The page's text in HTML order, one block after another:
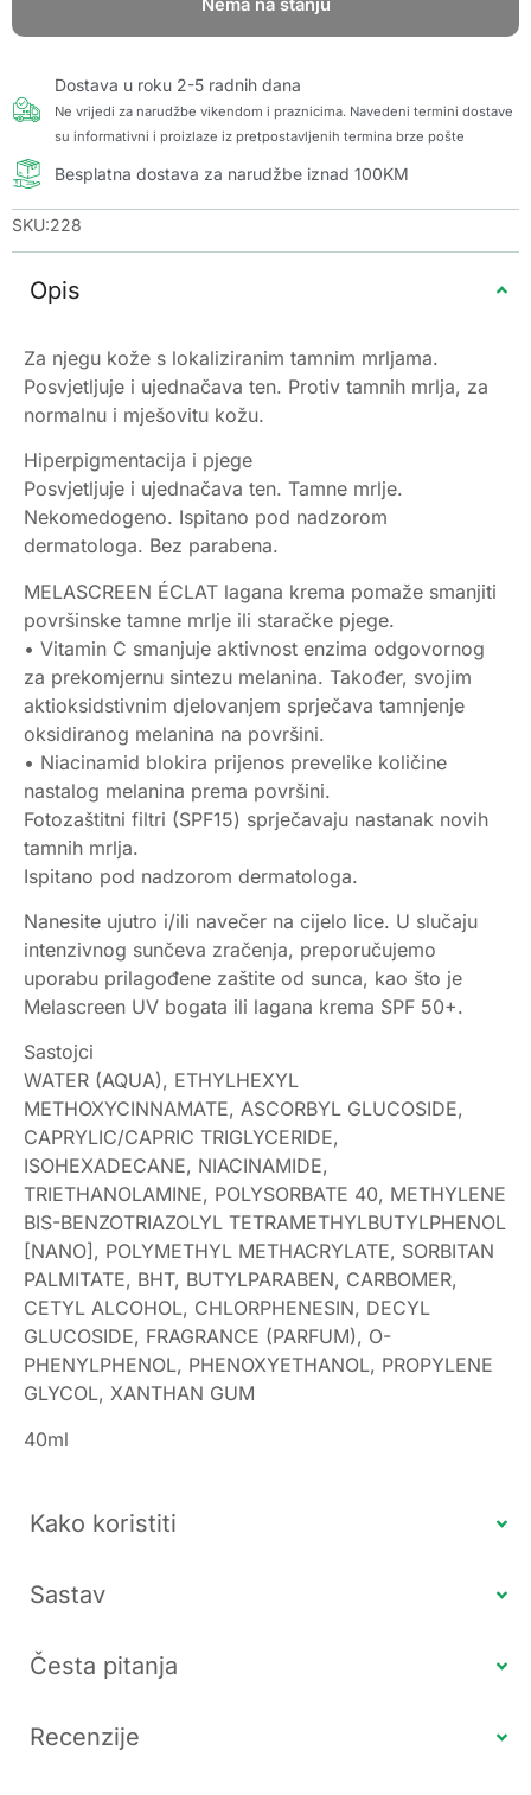
Nema na stanju
Dostava u roku 2-5 radnih dana
Ne vrijedi za narudžbe vikendom i praznicima. Navedeni termini dostave
su informativni i proizlaze iz pretpostavljenih termina brze pošte
Besplatna dostava za narudžbe iznad 100KM
SKU:228
Opis
Za njegu kože s lokaliziranim tamnim mrljama.
Posvjetljuje i ujednačava ten. Protiv tamnih mrlja, za
normalnu i mješovitu kožu.
Hiperpigmentacija i pjege
Posvjetljuje i ujednačava ten. Tamne mrlje.
Nekomedogeno. Ispitano pod nadzorom
dermatologa. Bez parabena.
MELASCREEN ÉCLAT lagana krema pomaže smanjiti
površinske tamne mrlje ili staračke pjege.
• Vitamin C smanjuje aktivnost enzima odgovornog
za prekomjernu sintezu melanina. Također, svojim
aktioksidstivnim djelovanjem sprječava tamnjenje
oksidiranog melanina na površini.
• Niacinamid blokira prijenos prevelike količine
nastalog melanina prema površini.
Fotozaštitni filtri (SPF15) sprječavaju nastanak novih
tamnih mrlja.
Ispitano pod nadzorom dermatologa.
Nanesite ujutro i/ili navečer na cijelo lice. U slučaju
intenzivnog sunčeva zračenja, preporučujemo
uporabu prilagođene zaštite od sunca, kao što je
Melascreen UV bogata ili lagana krema SPF 50+.
Sastojci
WATER (AQUA), ETHYLHEXYL
METHOXYCINNAMATE, ASCORBYL GLUCOSIDE,
CAPRYLIC/CAPRIC TRIGLYCERIDE,
ISOHEXADECANE, NIACINAMIDE,
TRIETHANOLAMINE, POLYSORBATE 40, METHYLENE
BIS-BENZOTRIAZOLYL TETRAMETHYLBUTYLPHENOL
[NANO], POLYMETHYL METHACRYLATE, SORBITAN
PALMITATE, BHT, BUTYLPARABEN, CARBOMER,
CETYL ALCOHOL, CHLORPHENESIN, DECYL
GLUCOSIDE, FRAGRANCE (PARFUM), O-
PHENYLPHENOL, PHENOXYETHANOL, PROPYLENE
GLYCOL, XANTHAN GUM
40ml
Kako koristiti
Sastav
Česta pitanja
Recenzije